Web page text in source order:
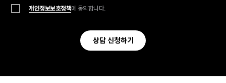
개인정보보호정책에 동의합니다.
상담 신청하기